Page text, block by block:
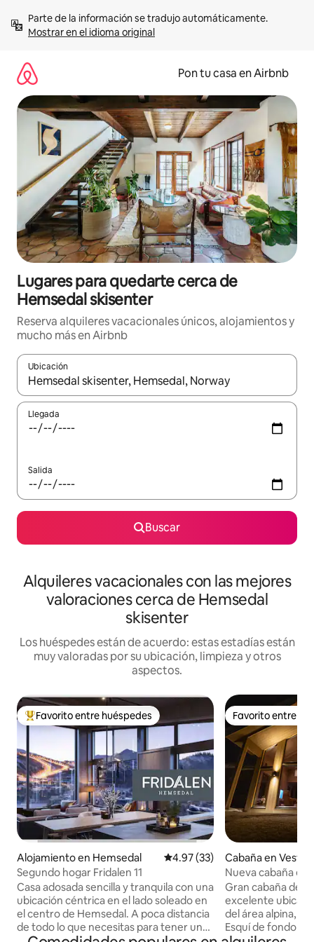
contenidoMostrar en el idioma original
Pon tu casa en Airbnb
Lugares para quedarte cerca de
Hemsedal skisenter
Reserva alquileres vacacionales únicos, alojamientos y
mucho más en Airbnb
Ubicación
Cuando los resultados estén disponibles, navega con las
Llegada
Salida
Buscar
Alquileres vacacionales con las mejores
valoraciones cerca de Hemsedal
skisenter
Los huéspedes están de acuerdo: estas estadías están
muy valoradas por su ubicación, limpieza y otros
aspectos.
Favorito entre huéspedes preferido
Favorito entre huéspedes
Alojamiento en Hemsedal Calificación promedio: 4.97 de
4.97 (33)
Segundo hogar Fridalen 11
Casa adosada sencilla y tranquila con una
ubicación céntrica en el lado soleado en
el centro de Hemsedal. A poca distancia
de todo lo que necesitas para tener unas
Favorito entre
Favorito entre
Cabaña en Vestre
Nueva cabaña en
panorámicas y
de esquí!
Gran cabaña de
excelente
del área alpina, a
Esquí de fondo en